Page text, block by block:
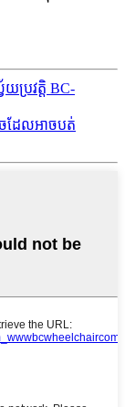
រវត្តិ BC-
ដែលអាចបត់